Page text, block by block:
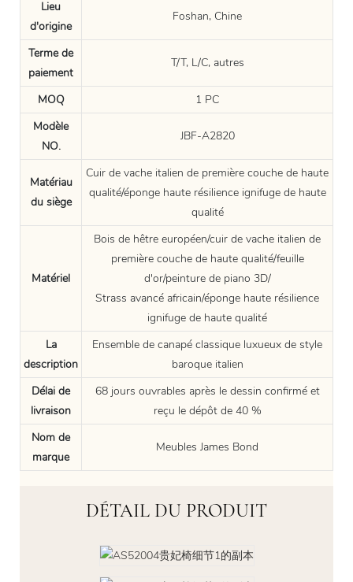
Lieu
d'origine
Foshan, Chine
Terme de
paiement
T/T, L/C, autres
MOQ
1 PC
Modèle
NO.
JBF-A2820
Matériau
du siège
Cuir de vache italien de première couche de haute
qualité/éponge haute résilience ignifuge de haute
qualité
Matériel
Bois de hêtre européen/cuir de vache italien de
première couche de haute qualité/feuille
d'or/peinture de piano 3D/
Strass avancé africain/éponge haute résilience
ignifuge de haute qualité
La
description
Ensemble de canapé classique luxueux de style
baroque italien
Délai de
livraison
68 jours ouvrables après le dessin confirmé et
reçu le dépôt de 40 %
Nom de
marque
Meubles James Bond
DÉTAIL DU PRODUIT